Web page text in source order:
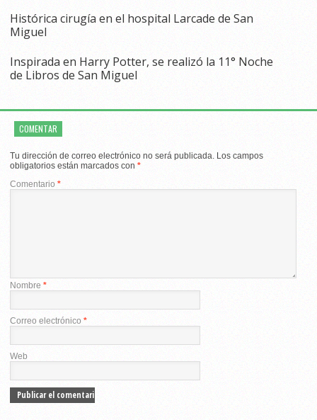
Histórica cirugía en el hospital Larcade de San
Miguel
Inspirada en Harry Potter, se realizó la 11° Noche
de Libros de San Miguel
COMENTAR
Tu dirección de correo electrónico no será publicada. Los campos
obligatorios están marcados con *
Comentario *
Nombre *
Correo electrónico *
Web